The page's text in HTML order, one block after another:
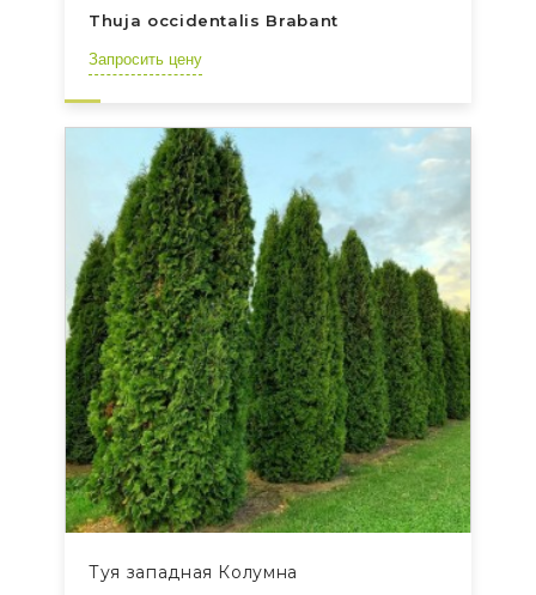
Thuja occidentalis Brabant
Запросить цену
Туя западная Колумна